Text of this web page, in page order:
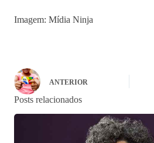
Imagem: Mídia Ninja
ANTERIOR
Posts relacionados